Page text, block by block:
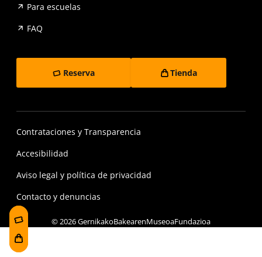
Para escuelas
FAQ
Reserva Tienda
Contrataciones y Transparencia
Accesibilidad
Aviso legal y política de privacidad
Contacto y denuncias
© 2026 GernikakoBakearenMuseoaFundazioa